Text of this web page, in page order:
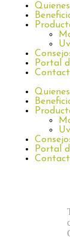
Portal
Portal